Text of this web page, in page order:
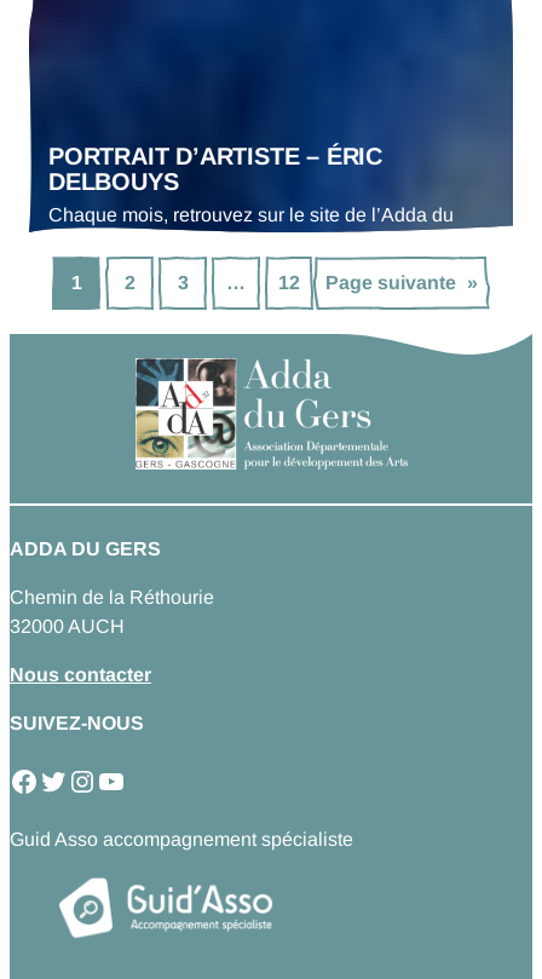
PORTRAIT D’ARTISTE – ÉRIC
DELBOUYS
Chaque mois, retrouvez sur le site de l’Adda du
2025 : Éric Delbouys, musicien, batteur-
percussionniste, compositeur et producteur
1 2 3 … 12 Page suivante »
ADDA DU GERS
Chemin de la Réthourie
32000 AUCH
Nous contacter
SUIVEZ-NOUS
Facebook Twitter Instagram YouTube
Guid Asso accompagnement spécialiste